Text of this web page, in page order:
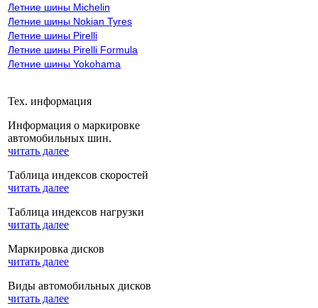
Летние шины Michelin
Летние шины Nokian Tyres
Летние шины Pirelli
Летние шины Pirelli Formula
Летние шины Yokohama
Тех. информация
Информация о маркировке
автомобильных шин.
читать далее
Таблица индексов скоростей
читать далее
Таблица индексов нагрузки
читать далее
Маркировка дисков
читать далее
Виды автомобильных дисков
читать далее